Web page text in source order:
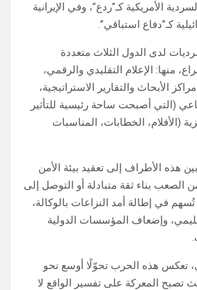
الأمريكية كـ”ردع”، وفي الإيرانية
كـ”دفاع استباقي”.
لدى الدول الثلاث متعددة
منها: الإعلام التقليدي والرقمي،
الأبحاث والتقارير الاستراتيجية،
(التي أصبحت ساحة رئيسية للتأثير
(الأفلام، الخطابات، المناسبات
هذه الأطراف إلى تعقيد بيئة الأمن
الصعب بناء ثقة متبادلة أو التوصل إلى
في إطالة أمد النزاعات بالوكالة،
وإضعاف المؤسسات الدولية
تعكس هذه الحرب تحوّلًا أوسع نحو
تصبح المعركة على تفسير الواقع لا